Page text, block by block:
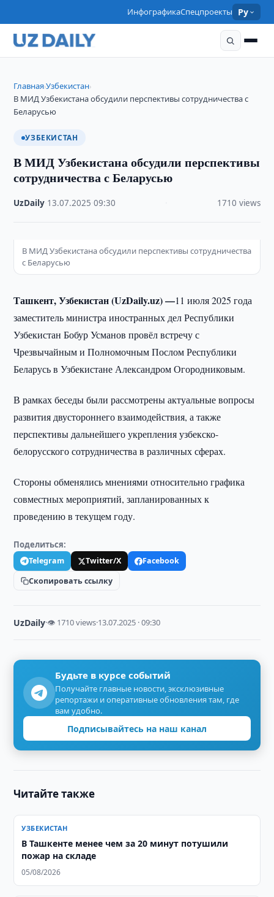
ИнфографикаСпецпроекты Ру
Главная›Узбекистан›
В МИД Узбекистана обсудили перспективы сотрудничества с
Беларусью
УЗБЕКИСТАН
В МИД Узбекистана обсудили перспективы
сотрудничества с Беларусью
UzDaily 13.07.2025 ·09:30 1710 views
В МИД Узбекистана обсудили перспективы сотрудничества
с Беларусью
Ташкент, Узбекистан (UzDaily.uz) —11 июля 2025 года
заместитель министра иностранных дел Республики
Узбекистан Бобур Усманов провёл встречу с
Чрезвычайным и Полномочным Послом Республики
Беларусь в Узбекистане Александром Огородниковым.
В рамках беседы были рассмотрены актуальные вопросы
развития двустороннего взаимодействия, а также
перспективы дальнейшего укрепления узбекско-
белорусского сотрудничества в различных сферах.
Стороны обменялись мнениями относительно графика
совместных мероприятий, запланированных к
проведению в текущем году.
Поделиться:
Telegram Twitter/X
Facebook
Скопировать ссылку
UzDaily·👁 1710 views·13.07.2025 · 09:30
Будьте в курсе событий
Получайте главные новости, эксклюзивные
репортажи и оперативные обновления там, где
вам удобно.
Подписывайтесь на наш канал
Читайте также
УЗБЕКИСТАН
В Ташкенте менее чем за 20 минут потушили
пожар на складе
05/08/2026